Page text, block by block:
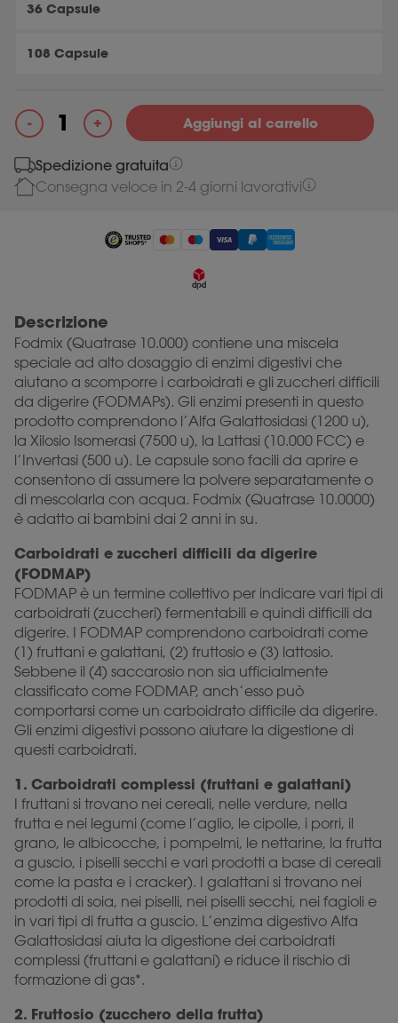
36 Capsule
108 Capsule
Spedizione gratuita
Consegna veloce in 2-4 giorni lavorativi
-
Fodmix (Quatrase 10.000) quantità
+ Aggiungi al carrello
Descrizione
Fodmix (Quatrase 10.000) contiene una miscela
speciale ad alto dosaggio di enzimi digestivi che
aiutano a scomporre i carboidrati e gli zuccheri difficili
da digerire (FODMAPs). Gli enzimi presenti in questo
prodotto comprendono l’Alfa Galattosidasi (1200 u),
la Xilosio Isomerasi (7500 u), la Lattasi (10.000 FCC) e
l’Invertasi (500 u). Le capsule sono facili da aprire e
consentono di assumere la polvere separatamente o
di mescolarla con acqua. Fodmix (Quatrase 10.0000)
è adatto ai bambini dai 2 anni in su.
Carboidrati e zuccheri difficili da digerire
(FODMAP)
FODMAP è un termine collettivo per indicare vari tipi di
carboidrati (zuccheri) fermentabili e quindi difficili da
digerire. I FODMAP comprendono carboidrati come
(1) fruttani e galattani, (2) fruttosio e (3) lattosio.
Sebbene il (4) saccarosio non sia ufficialmente
classificato come FODMAP, anch’esso può
comportarsi come un carboidrato difficile da digerire.
Gli enzimi digestivi possono aiutare la digestione di
questi carboidrati.
1. Carboidrati complessi (fruttani e galattani)
I fruttani si trovano nei cereali, nelle verdure, nella
frutta e nei legumi (come l’aglio, le cipolle, i porri, il
grano, le albicocche, i pompelmi, le nettarine, la frutta
a guscio, i piselli secchi e vari prodotti a base di cereali
come la pasta e i cracker). I galattani si trovano nei
prodotti di soia, nei piselli, nei piselli secchi, nei fagioli e
in vari tipi di frutta a guscio. L’enzima digestivo Alfa
Galattosidasi aiuta la digestione dei carboidrati
complessi (fruttani e galattani) e riduce il rischio di
formazione di gas*.
2. Fruttosio (zucchero della frutta)